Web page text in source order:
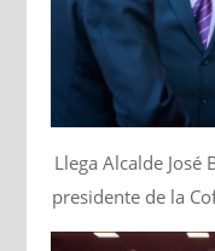
Llega Alcalde José
presidente de la